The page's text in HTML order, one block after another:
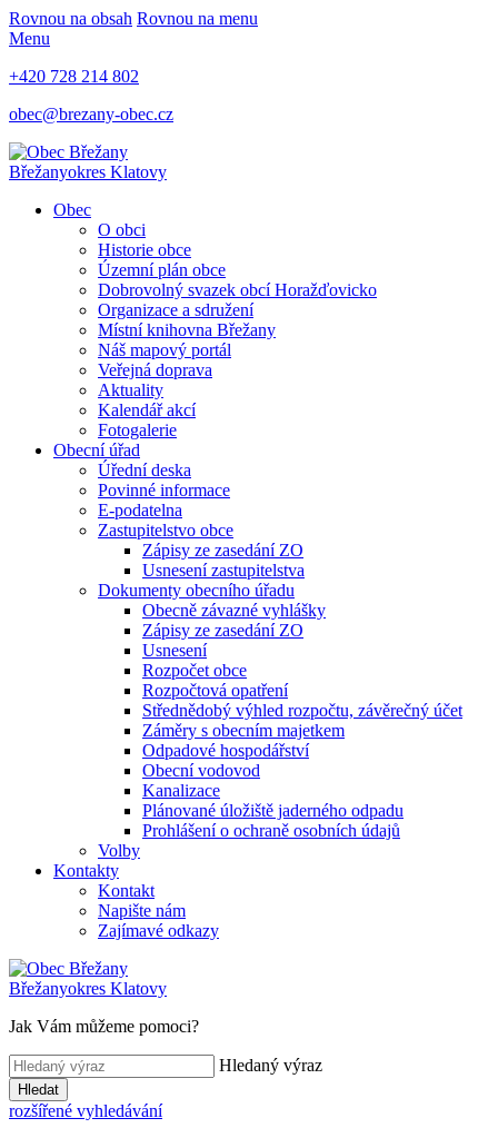
Rovnou na obsah Rovnou na menu
Menu
+420 728 214 802
obec@brezany-obec.cz
Břežanyokres Klatovy
Obec
O obci
Historie obce
Územní plán obce
Dobrovolný svazek obcí Horažďovicko
Organizace a sdružení
Místní knihovna Břežany
Náš mapový portál
Veřejná doprava
Aktuality
Kalendář akcí
Fotogalerie
Obecní úřad
Úřední deska
Povinné informace
E-podatelna
Zastupitelstvo obce
Zápisy ze zasedání ZO
Usnesení zastupitelstva
Dokumenty obecního úřadu
Obecně závazné vyhlášky
Zápisy ze zasedání ZO
Usnesení
Rozpočet obce
Rozpočtová opatření
Střednědobý výhled rozpočtu, závěrečný účet
Záměry s obecním majetkem
Odpadové hospodářství
Obecní vodovod
Kanalizace
Plánované úložiště jaderného odpadu
Prohlášení o ochraně osobních údajů
Volby
Kontakty
Kontakt
Napište nám
Zajímavé odkazy
Břežanyokres Klatovy
Jak Vám můžeme pomoci?
Hledaný výraz
Hledat
rozšířené vyhledávání